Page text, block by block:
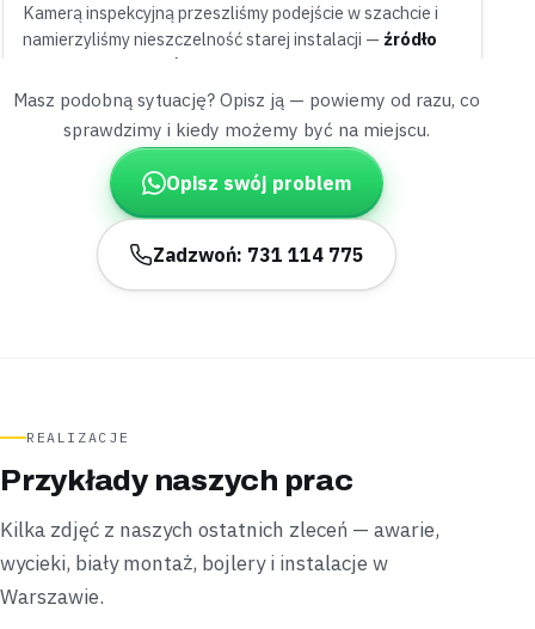
Kamerą inspekcyjną przeszliśmy podejście w szachcie i
namierzyliśmy nieszczelność starej instalacji — źródło
wycieku wskazaliśmy w niecałą godzinę
Wyciek namierzony W godzinę
Służewiec apartamentowiec
„Woda z wanny odpływała coraz wolniej, aż w
końcu stanęła zupełnie.”
Wyczyściliśmy syfon i przepłukaliśmy podejście
ciśnieniowo —odpływ wrócił do normy podczas jednej
Ursynów
„Przycisk spłuczki w stelażu zaciął się i woda
leciała bez przerwy.”
Wyregulowaliśmy mechanizm spłuczki przez wizjer w
stelażu i wymieniliśmy zestaw spustowy —
spłuczka
przestała lać bez konieczności rozbierania
zabudowy
Masz podobną sytuację? Opisz ją — powiemy od razu, co
sprawdzimy i kiedy możemy być na miejscu.
Opisz swój problem
Zadzwoń: 731 114 775
REALIZACJE
Przykłady naszych prac
Kilka zdjęć z naszych ostatnich zleceń — awarie,
wycieki, biały montaż, bojlery i instalacje w
Warszawie.